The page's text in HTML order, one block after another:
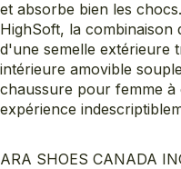
et absorbe bien les
HighSoft, la
d'une semelle extérieure
intérieure amovible
chaussure pour femme
expérience
ARA SHOES CANADA